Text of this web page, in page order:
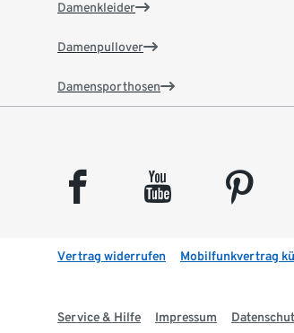
Damenkleider
Damenpullover
Damensporthosen
facebook youtube pinterest
Vertrag widerrufen Mobilfunkvertrag
Service & Hilfe Impressum